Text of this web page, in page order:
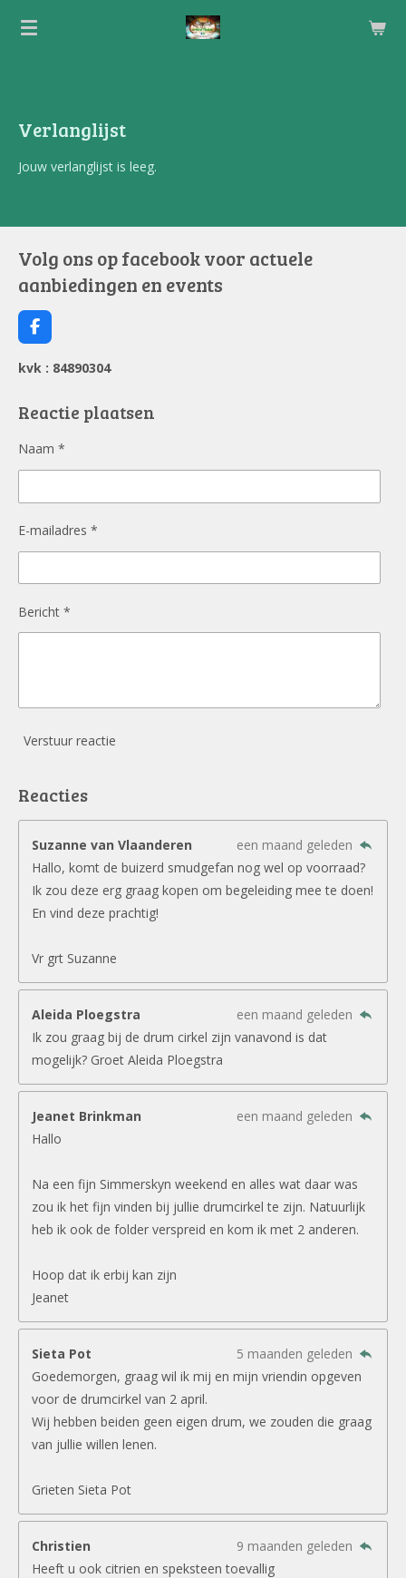
Ga
Verlanglijst
Jouw verlanglijst is leeg.
Volg ons op facebook voor actuele
aanbiedingen en events
F
a
c
e
o
kvk : 84890304
Reactie plaatsen
Naam *
E-mailadres *
Bericht *
Verstuur reactie
Reacties
Suzanne van Vlaanderen
een maand geleden
Hallo, komt de buizerd smudgefan nog wel op voorraad?
Ik zou deze erg graag kopen om begeleiding mee te doen!
En vind deze prachtig!
Vr grt Suzanne
Aleida Ploegstra
een maand geleden
Ik zou graag bij de drum cirkel zijn vanavond is dat
mogelijk? Groet Aleida Ploegstra
Jeanet Brinkman
een maand geleden
Hallo
Na een fijn Simmerskyn weekend en alles wat daar was
zou ik het fijn vinden bij jullie drumcirkel te zijn. Natuurlijk
heb ik ook de folder verspreid en kom ik met 2 anderen.
Hoop dat ik erbij kan zijn
Jeanet
Sieta Pot
5 maanden geleden
Goedemorgen, graag wil ik mij en mijn vriendin opgeven
voor de drumcirkel van 2 april.
Wij hebben beiden geen eigen drum, we zouden die graag
van jullie willen lenen.
Grieten Sieta Pot
Christien
9 maanden geleden
Heeft u ook citrien en speksteen toevallig